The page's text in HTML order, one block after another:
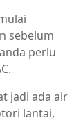
sebelum
perlu
jadi ada air
lantai,